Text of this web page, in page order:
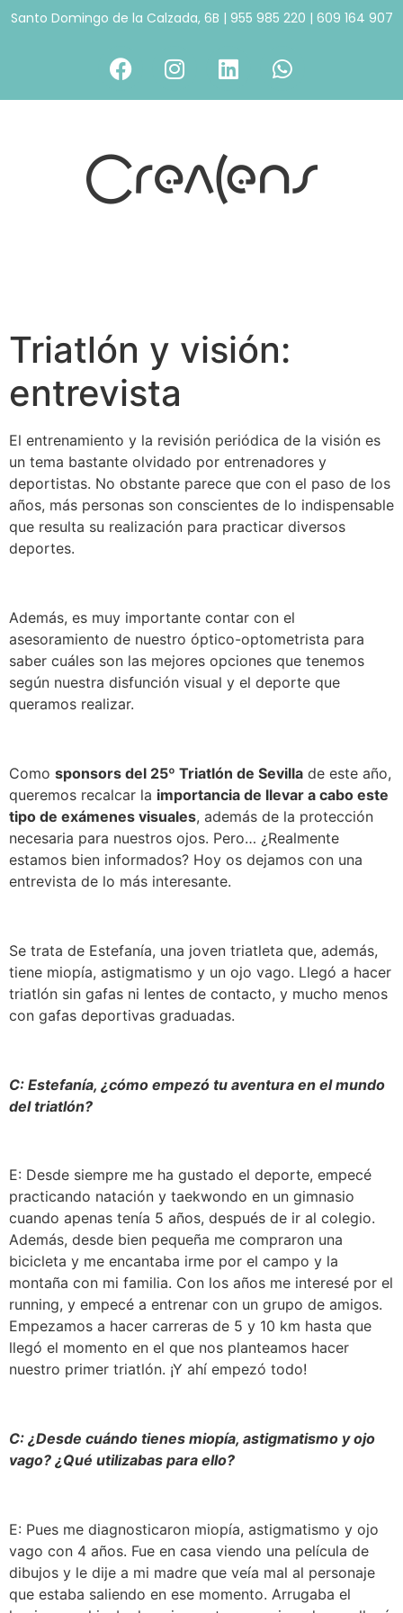
Santo Domingo de la Calzada, 6B | 955 985 220 | 609 164 907
Triatlón y visión:
entrevista
El entrenamiento y la revisión periódica de la visión es
un tema bastante olvidado por entrenadores y
deportistas. No obstante parece que con el paso de los
años, más personas son conscientes de lo indispensable
que resulta su realización para practicar diversos
deportes.
Además, es muy importante contar con el
asesoramiento de nuestro óptico-optometrista para
saber cuáles son las mejores opciones que tenemos
según nuestra disfunción visual y el deporte que
queramos realizar.
Como sponsors del 25º Triatlón de Sevilla de este año,
queremos recalcar la importancia de llevar a cabo este
tipo de exámenes visuales, además de la protección
necesaria para nuestros ojos. Pero… ¿Realmente
estamos bien informados? Hoy os dejamos con una
entrevista de lo más interesante.
Se trata de Estefanía, una joven triatleta que, además,
tiene miopía, astigmatismo y un ojo vago. Llegó a hacer
triatlón sin gafas ni lentes de contacto, y mucho menos
con gafas deportivas graduadas.
C: Estefanía, ¿cómo empezó tu aventura en el mundo
del triatlón?
E: Desde siempre me ha gustado el deporte, empecé
practicando natación y taekwondo en un gimnasio
cuando apenas tenía 5 años, después de ir al colegio.
Además, desde bien pequeña me compraron una
bicicleta y me encantaba irme por el campo y la
montaña con mi familia. Con los años me interesé por el
running, y empecé a entrenar con un grupo de amigos.
Empezamos a hacer carreras de 5 y 10 km hasta que
llegó el momento en el que nos planteamos hacer
nuestro primer triatlón. ¡Y ahí empezó todo!
C: ¿Desde cuándo tienes miopía, astigmatismo y ojo
vago? ¿Qué utilizabas para ello?
E: Pues me diagnosticaron miopía, astigmatismo y ojo
vago con 4 años. Fue en casa viendo una película de
dibujos y le dije a mi madre que veía mal al personaje
que estaba saliendo en ese momento. Arrugaba el